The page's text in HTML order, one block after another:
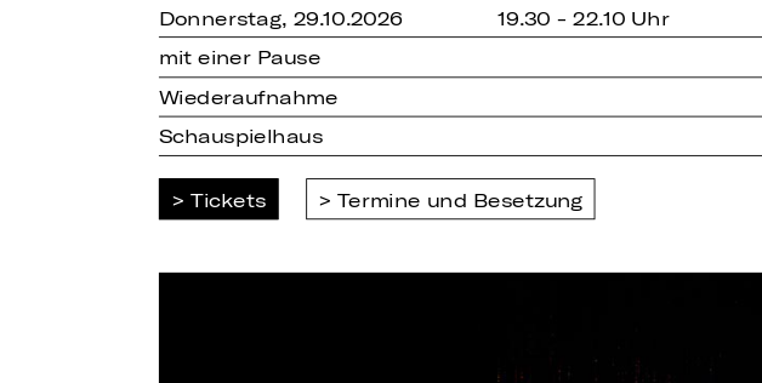
Donnerstag, 29.10.2026
19.30 - 22.10 Uhr
mit einer Pause
Wiederaufnahme
Schauspielhaus
Tickets Termine und Besetzung